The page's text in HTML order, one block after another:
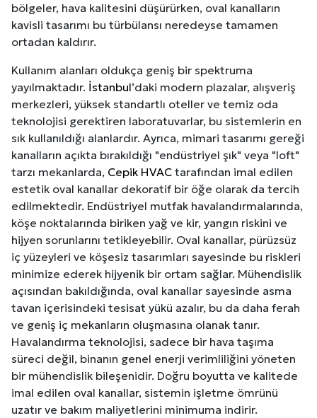
bölgeler, hava kalitesini düşürürken, oval kanalların
kavisli tasarımı bu türbülansı neredeyse tamamen
ortadan kaldırır.
Kullanım alanları oldukça geniş bir spektruma
yayılmaktadır. İstanbul’daki modern plazalar, alışveriş
merkezleri, yüksek standartlı oteller ve temiz oda
teknolojisi gerektiren laboratuvarlar, bu sistemlerin en
sık kullanıldığı alanlardır. Ayrıca, mimari tasarımı gereği
kanalların açıkta bırakıldığı "endüstriyel şık" veya "loft"
tarzı mekanlarda, Cepik HVAC tarafından imal edilen
estetik oval kanallar dekoratif bir öğe olarak da tercih
edilmektedir. Endüstriyel mutfak havalandırmalarında,
köşe noktalarında biriken yağ ve kir, yangın riskini ve
hijyen sorunlarını tetikleyebilir. Oval kanallar, pürüzsüz
iç yüzeyleri ve köşesiz tasarımları sayesinde bu riskleri
minimize ederek hijyenik bir ortam sağlar. Mühendislik
açısından bakıldığında, oval kanallar sayesinde asma
tavan içerisindeki tesisat yükü azalır, bu da daha ferah
ve geniş iç mekanların oluşmasına olanak tanır.
Havalandırma teknolojisi, sadece bir hava taşıma
süreci değil, binanın genel enerji verimliliğini yöneten
bir mühendislik bileşenidir. Doğru boyutta ve kalitede
imal edilen oval kanallar, sistemin işletme ömrünü
uzatır ve bakım maliyetlerini minimuma indirir.